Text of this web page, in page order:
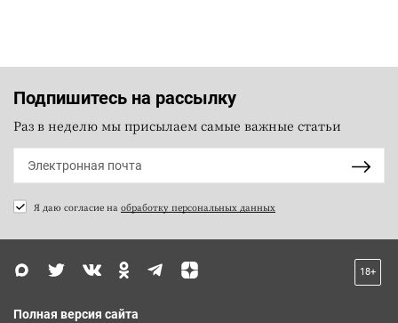
Подпишитесь на рассылку
Раз в неделю мы присылаем самые важные статьи
Я даю согласие на обработку персональных данных
18+
Полная версия сайта